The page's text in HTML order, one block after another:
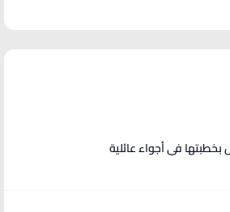
في أجواء عائلية